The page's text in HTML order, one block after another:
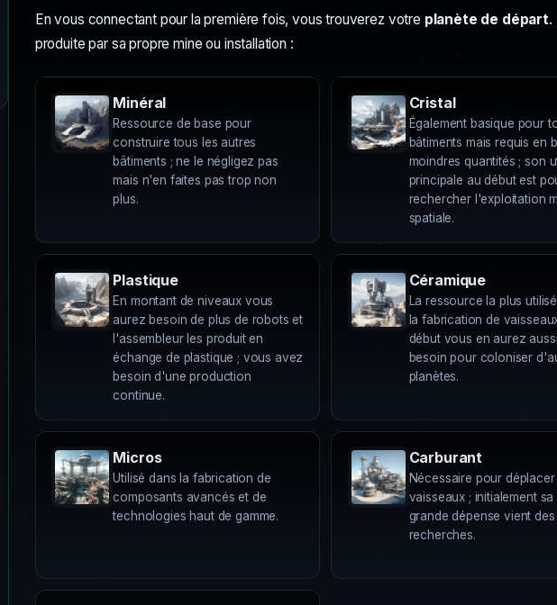
En vous connectant pour la première fois, vous trouverez votre planète de départ.
produite par sa propre mine ou installation :
Minéral
Ressource de base pour
construire tous les autres
bâtiments ; ne le négligez pas
mais n'en faites pas trop non
plus.
Cristal
Également basique pour
bâtiments mais requis en
moindres quantités ; son
principale au début est
rechercher l'exploitation
spatiale.
Plastique
En montant de niveaux vous
aurez besoin de plus de robots et
l'assembleur les produit en
échange de plastique ; vous avez
besoin d'une production
continue.
Céramique
La ressource la plus
la fabrication de
début vous en aurez aussi
besoin pour coloniser
planètes.
Micros
Utilisé dans la fabrication de
composants avancés et de
technologies haut de gamme.
Carburant
Nécessaire pour déplacer
vaisseaux ; initialement sa
grande dépense vient des
recherches.